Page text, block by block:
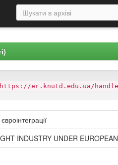
https://er.knutd.edu.ua/handle/
INDUSTRY UNDER